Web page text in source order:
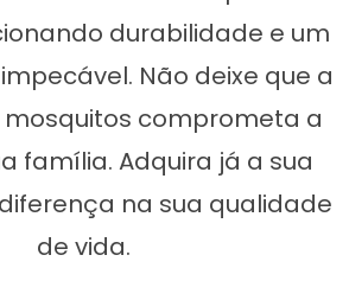
durabilidade e um
Não deixe que a
comprometa a
família. Adquira já a sua
na sua qualidade
de vida.